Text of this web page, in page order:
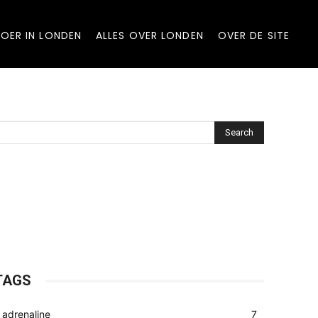
IN LONDEN ALLES OVER LONDEN OVER DE SITE
Search
adrenaline
7